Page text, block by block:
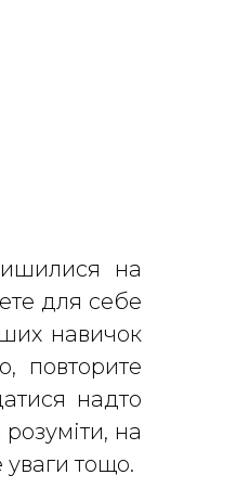
на
для себе
навичок
повторите
надто
на
тощо.